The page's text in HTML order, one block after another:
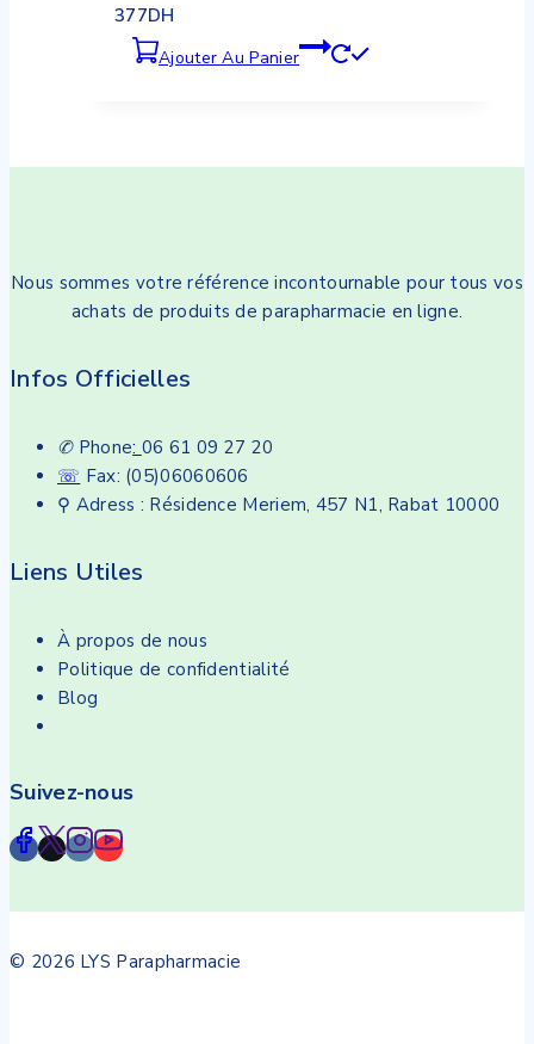
377DH
Ajouter Au Panier
Nous sommes votre référence incontournable pour tous vos
achats de produits de parapharmacie en ligne.
Infos Officielles
✆Phone: 06 61 09 27 20
☏ Fax: (05)06060606
⚲ Adress : Résidence Meriem, 457 N1, Rabat 10000
Liens Utiles
À propos de nous
Politique de confidentialité
Blog
Suivez-nous
© 2026 LYS Parapharmacie